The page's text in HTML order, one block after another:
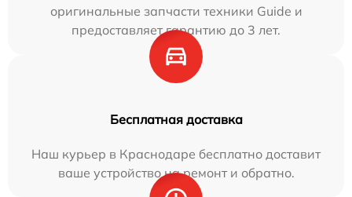
оригинальные запчасти техники Guide и
предоставляет гарантию до 3 лет.
Бесплатная доставка
Наш курьер в Краснодаре бесплатно доставит
ваше устройство на ремонт и обратно.